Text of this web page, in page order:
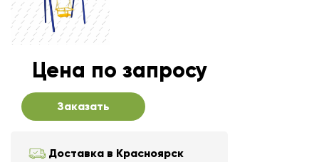
Цена по запросу
Заказать
Доставка в Красноярск